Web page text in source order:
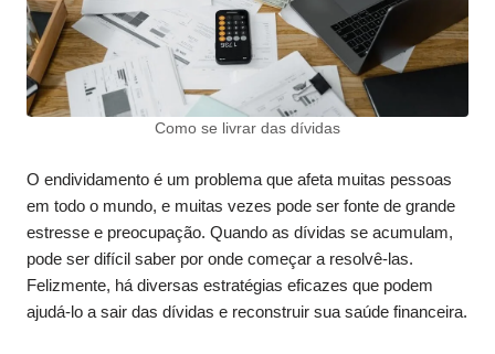
Como se livrar das dívidas
O endividamento é um problema que afeta muitas pessoas
em todo o mundo, e muitas vezes pode ser fonte de grande
estresse e preocupação. Quando as dívidas se acumulam,
pode ser difícil saber por onde começar a resolvê-las.
Felizmente, há diversas estratégias eficazes que podem
ajudá-lo a sair das dívidas e reconstruir sua saúde financeira.